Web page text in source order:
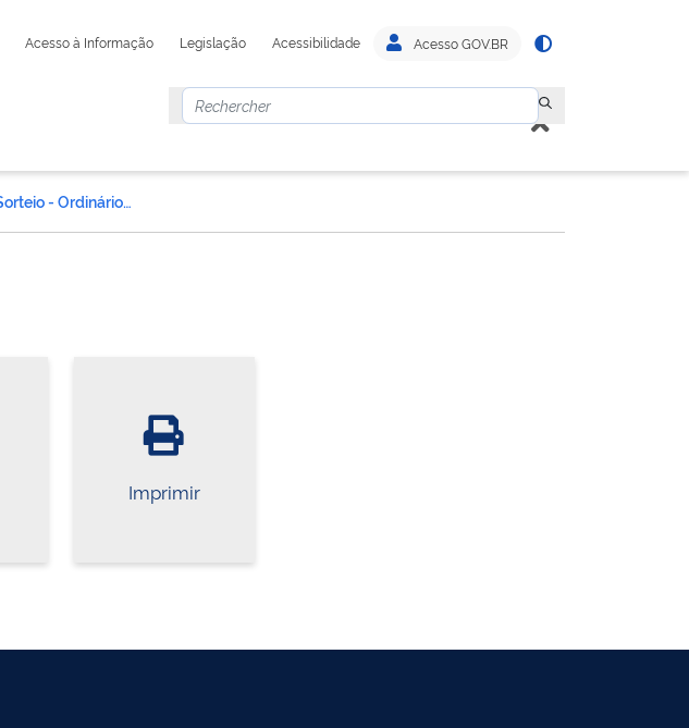
Acesso à Informação Legislação Acessibilidade Acesso GOV.BR
Sessão Pública de Sorteio - Ordinário - 111
Imprimir